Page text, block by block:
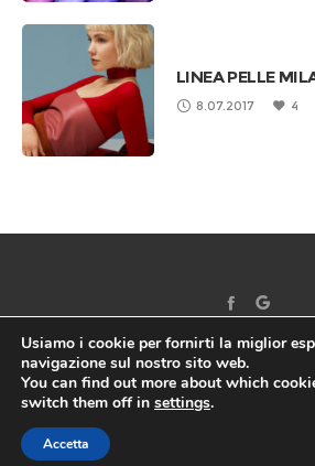
LINEA PELLE
8.07.2017 4
©2017 EUROTRE SRL - All right reserved
Usiamo i cookie per fornirti la miglior
navigazione sul nostro sito web.
You can find out more about which
switch them off in settings.
Accetta